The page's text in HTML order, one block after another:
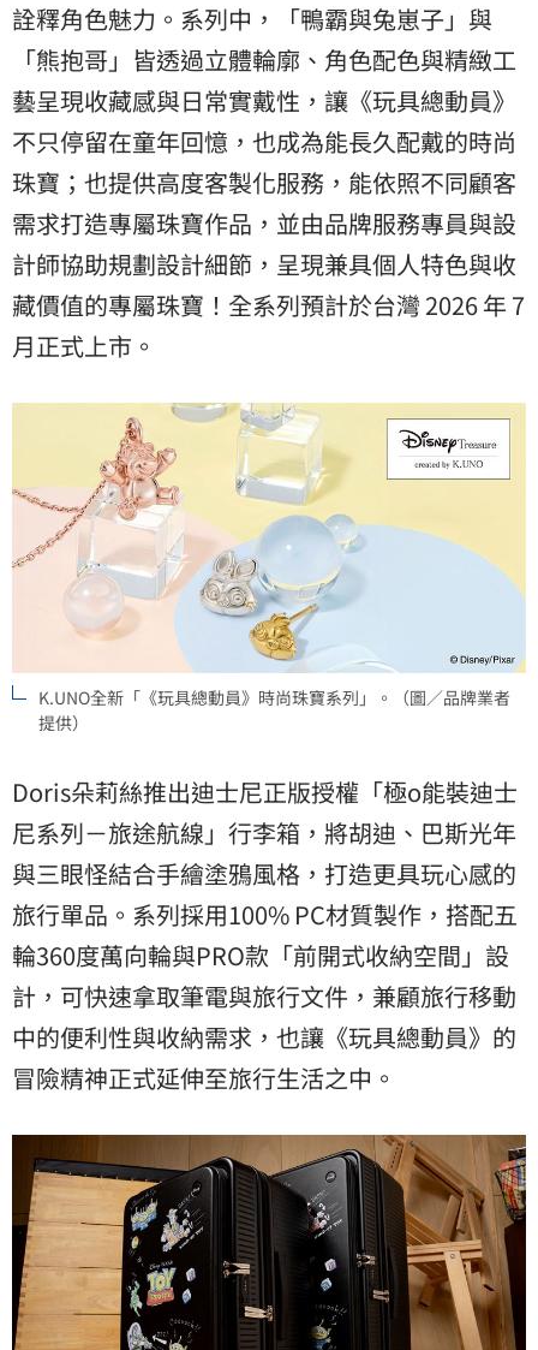
詮釋角色魅力。系列中，「鴨霸與兔崽子」與
「熊抱哥」皆透過立體輪廓、角色配色與精緻工
藝呈現收藏感與日常實戴性，讓《玩具總動員》
不只停留在童年回憶，也成為能長久配戴的時尚
珠寶；也提供高度客製化服務，能依照不同顧客
需求打造專屬珠寶作品，並由品牌服務專員與設
計師協助規劃設計細節，呈現兼具個人特色與收
藏價值的專屬珠寶！全系列預計於台灣 2026 年 7
月正式上市。
K.UNO全新「《玩具總動員》時尚珠寶系列」。（圖／品牌業者
提供）
Doris朵莉絲推出迪士尼正版授權「極o能裝迪士
尼系列－旅途航線」行李箱，將胡迪、巴斯光年
與三眼怪結合手繪塗鴉風格，打造更具玩心感的
旅行單品。系列採用100% PC材質製作，搭配五
輪360度萬向輪與PRO款「前開式收納空間」設
計，可快速拿取筆電與旅行文件，兼顧旅行移動
中的便利性與收納需求，也讓《玩具總動員》的
冒險精神正式延伸至旅行生活之中。